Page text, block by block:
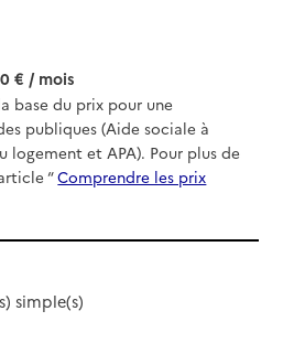
€ / mois
base du prix pour une
publiques (Aide sociale à
logement et APA). Pour plus de
“Comprendre les prix
simple(s)